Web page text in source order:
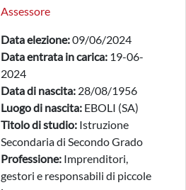
Assessore
Data elezione:09/06/2024
Data entrata in carica: 19-06-
2024
Data di nascita: 28/08/1956
Luogo di nascita: EBOLI (SA)
Titolo di studio: Istruzione
Secondaria di Secondo Grado
Professione: Imprenditori,
gestori e responsabili di piccole